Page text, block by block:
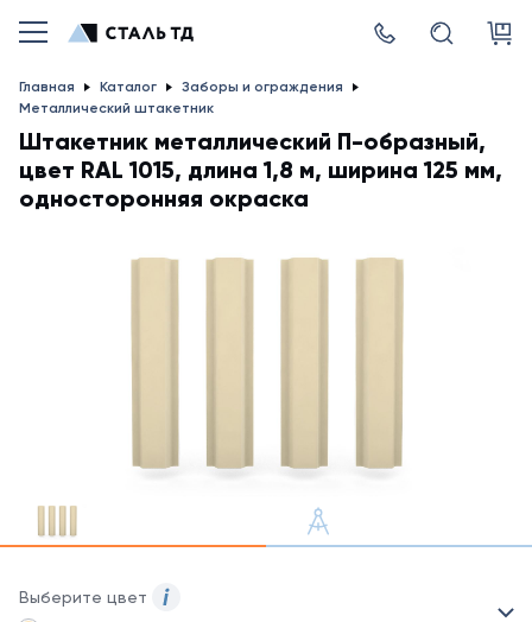
Главная Каталог
Заборы и ограждения
Металлический штакетник
Штакетник металлический П-образный,
цвет RAL 1015, длина 1,8 м, ширина 125 мм,
односторонняя окраска
Выберите цвет